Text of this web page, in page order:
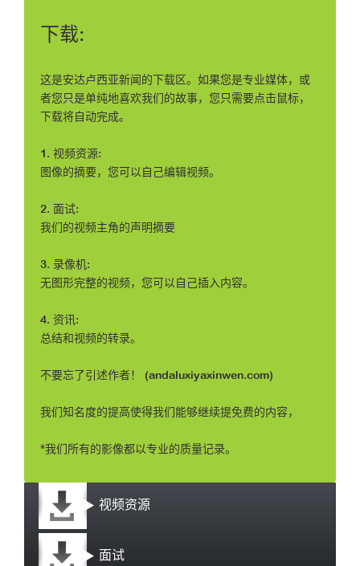
下载:
这是安达卢西亚新闻的下载区。如果您是专业媒体，或
者您只是单纯地喜欢我们的故事，您只需要点击鼠标，
下载将自动完成。
1. 视频资源:
图像的摘要，您可以自己编辑视频。
2. 面试:
我们的视频主角的声明摘要
3. 录像机:
无图形完整的视频，您可以自己插入内容。
4. 资讯:
总结和视频的转录。
不要忘了引述作者！ (andaluxiyaxinwen.com)
我们知名度的提高使得我们能够继续提免费的内容，
*我们所有的影像都以专业的质量记录。
视频资源
面试